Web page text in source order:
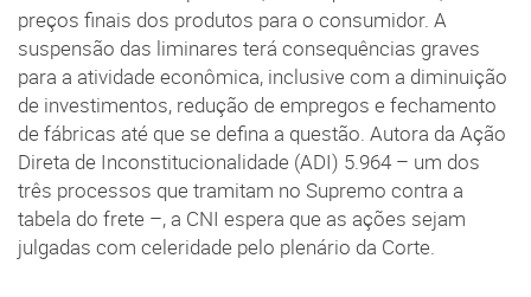
preços finais dos produtos para o consumidor. A
suspensão das liminares terá consequências graves
para a atividade econômica, inclusive com a diminuição
de investimentos, redução de empregos e fechamento
de fábricas até que se defina a questão. Autora da Ação
Direta de Inconstitucionalidade (ADI) 5.964 – um dos
três processos que tramitam no Supremo contra a
tabela do frete –, a CNI espera que as ações sejam
julgadas com celeridade pelo plenário da Corte.